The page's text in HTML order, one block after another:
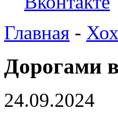
Главная -
Дорогами
24.09.2024